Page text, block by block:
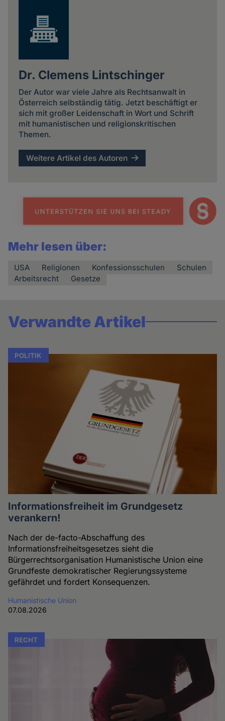
Dr. Clemens Lintschinger
Der Autor war viele Jahre als Rechtsanwalt in
Österreich selbständig tätig. Jetzt beschäftigt er
sich mit großer Leidenschaft in Wort und Schrift
mit humanistischen und religionskritischen
Themen.
Weitere Artikel des Autoren
Mehr lesen über:
USA Religionen Konfessionsschulen
Schulen
Arbeitsrecht
Gesetze
Verwandte Artikel
POLITIK
Informationsfreiheit im Grundgesetz
verankern!
Nach der de-facto-Abschaffung des
Informationsfreiheitsgesetzes sieht die
Bürgerrechtsorganisation Humanistische Union eine
Grundfeste demokratischer Regierungssysteme
gefährdet und fordert Konsequenzen.
Humanistische Union
07.08.2026
RECHT